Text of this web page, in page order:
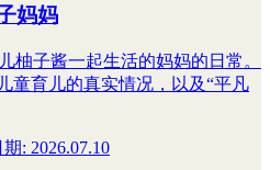
妈妈
柚子酱一起生活的妈妈的日常。
童育儿的真实情况，以及“平凡
: 2026.07.10